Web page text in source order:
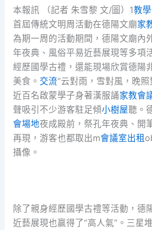
本報訊 （記者 朱雪黎 文/圖）1教學
首屆傳統文明周活動在德陽文廟家
為期一周的活動期間，德陽文廟內
年夜典、風俗平易近藝展現等多項
經歷國學古禮，還能現場欣賞德陽
美食。 交流“云對雨，雪對風，晚
近百名啟蒙學子身著漢服誦家教會
聲吸引不少游客駐足傾小樹屋聽。
會場地夜成殿前，祭孔年夜典、開
再現，游客也都取出m會議室出租
攝像。
除了親身經歷國學古禮等活動，德
近藝展現也贏得了“高人氣”。三星